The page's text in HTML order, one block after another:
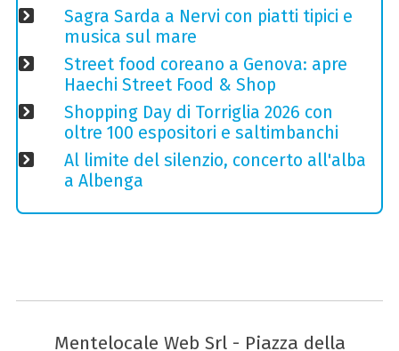
Sagra Sarda a Nervi con piatti tipici e
musica sul mare
Street food coreano a Genova: apre
Haechi Street Food & Shop
Shopping Day di Torriglia 2026 con
oltre 100 espositori e saltimbanchi
Al limite del silenzio, concerto all'alba
a Albenga
Mentelocale Web Srl - Piazza della